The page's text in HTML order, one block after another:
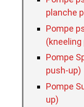
planche
Pompe
Pompe
push-up)
Pompe
up)